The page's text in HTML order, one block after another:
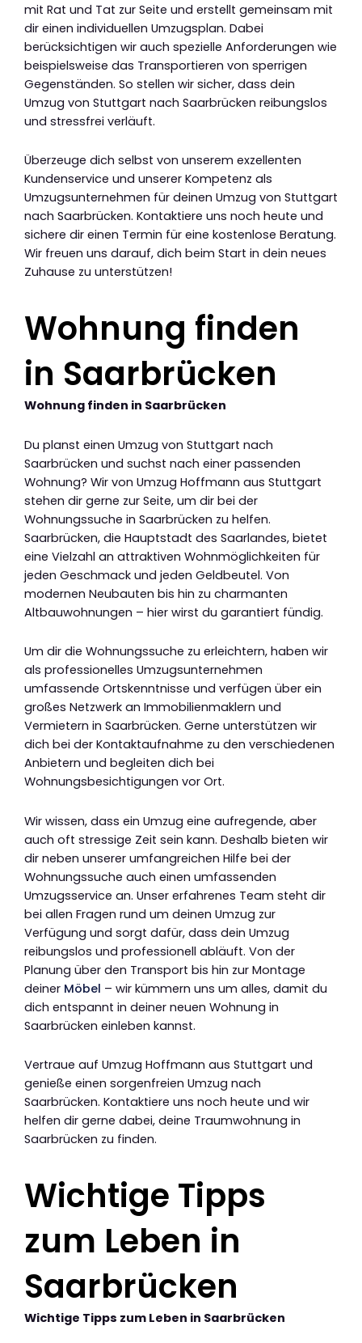
mit Rat und Tat zur Seite und erstellt gemeinsam mit
dir einen individuellen Umzugsplan. Dabei
berücksichtigen wir auch spezielle Anforderungen wie
beispielsweise das Transportieren von sperrigen
Gegenständen. So stellen wir sicher, dass dein
Umzug von Stuttgart nach Saarbrücken reibungslos
und stressfrei verläuft.
Überzeuge dich selbst von unserem exzellenten
Kundenservice und unserer Kompetenz als
Umzugsunternehmen für deinen Umzug von Stuttgart
nach Saarbrücken. Kontaktiere uns noch heute und
sichere dir einen Termin für eine kostenlose Beratung.
Wir freuen uns darauf, dich beim Start in dein neues
Zuhause zu unterstützen!
Wohnung finden
in Saarbrücken
Wohnung finden in Saarbrücken
Du planst einen Umzug von Stuttgart nach
Saarbrücken und suchst nach einer passenden
Wohnung? Wir von Umzug Hoffmann aus Stuttgart
stehen dir gerne zur Seite, um dir bei der
Wohnungssuche in Saarbrücken zu helfen.
Saarbrücken, die Hauptstadt des Saarlandes, bietet
eine Vielzahl an attraktiven Wohnmöglichkeiten für
jeden Geschmack und jeden Geldbeutel. Von
modernen Neubauten bis hin zu charmanten
Altbauwohnungen – hier wirst du garantiert fündig.
Um dir die Wohnungssuche zu erleichtern, haben wir
als professionelles Umzugsunternehmen
umfassende Ortskenntnisse und verfügen über ein
großes Netzwerk an Immobilienmaklern und
Vermietern in Saarbrücken. Gerne unterstützen wir
dich bei der Kontaktaufnahme zu den verschiedenen
Anbietern und begleiten dich bei
Wohnungsbesichtigungen vor Ort.
Wir wissen, dass ein Umzug eine aufregende, aber
auch oft stressige Zeit sein kann. Deshalb bieten wir
dir neben unserer umfangreichen Hilfe bei der
Wohnungssuche auch einen umfassenden
Umzugsservice an. Unser erfahrenes Team steht dir
bei allen Fragen rund um deinen Umzug zur
Verfügung und sorgt dafür, dass dein Umzug
reibungslos und professionell abläuft. Von der
Planung über den Transport bis hin zur Montage
deiner Möbel – wir kümmern uns um alles, damit du
dich entspannt in deiner neuen Wohnung in
Saarbrücken einleben kannst.
Vertraue auf Umzug Hoffmann aus Stuttgart und
genieße einen sorgenfreien Umzug nach
Saarbrücken. Kontaktiere uns noch heute und wir
helfen dir gerne dabei, deine Traumwohnung in
Saarbrücken zu finden.
Wichtige Tipps
zum Leben in
Saarbrücken
Wichtige Tipps zum Leben in Saarbrücken